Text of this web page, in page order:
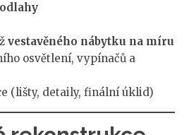
vestavěného nábytku na míru
osvětlení, vypínačů a
(lišty, detaily, finální úklid)